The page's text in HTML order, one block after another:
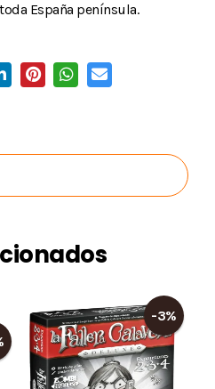
España península.
-3%